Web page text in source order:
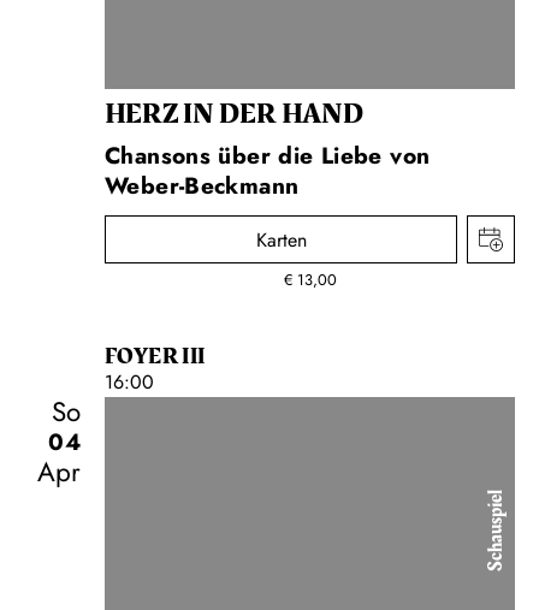
HERZ IN DER HAND
Chansons über die Liebe von
Weber-Beckmann
Karten
€ 13,00
FOYER III
16:00
So
04
Apr
Schauspiel